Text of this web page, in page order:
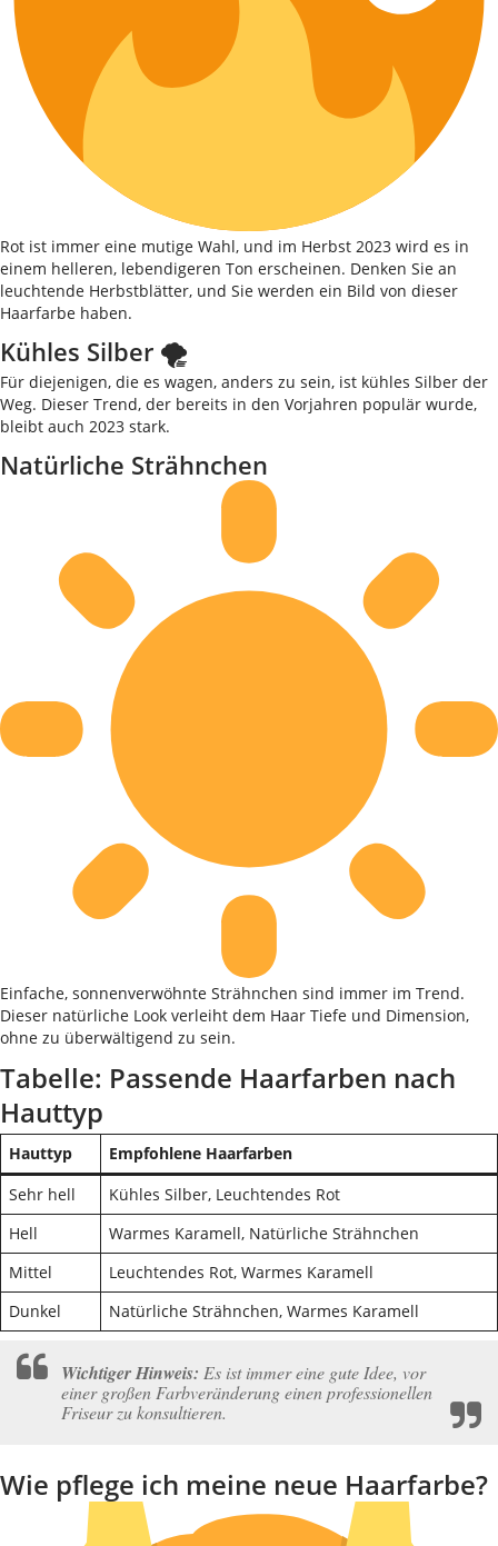
Rot ist immer eine mutige Wahl, und im Herbst 2023 wird es in
einem helleren, lebendigeren Ton erscheinen. Denken Sie an
leuchtende Herbstblätter, und Sie werden ein Bild von dieser
Haarfarbe haben.
Kühles Silber 🌪
Für diejenigen, die es wagen, anders zu sein, ist kühles Silber der
Weg. Dieser Trend, der bereits in den Vorjahren populär wurde,
bleibt auch 2023 stark.
Natürliche Strähnchen
Einfache, sonnenverwöhnte Strähnchen sind immer im Trend.
Dieser natürliche Look verleiht dem Haar Tiefe und Dimension,
ohne zu überwältigend zu sein.
Tabelle: Passende Haarfarben nach
Hauttyp
Hauttyp
Empfohlene Haarfarben
Sehr hell
Kühles Silber, Leuchtendes Rot
Hell
Warmes Karamell, Natürliche Strähnchen
Mittel
Leuchtendes Rot, Warmes Karamell
Dunkel
Natürliche Strähnchen, Warmes Karamell
Wichtiger Hinweis: Es ist immer eine gute Idee, vor
einer großen Farbveränderung einen professionellen
Friseur zu konsultieren.
Wie pflege ich meine neue Haarfarbe?